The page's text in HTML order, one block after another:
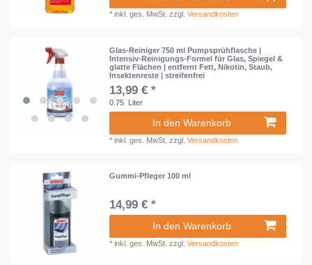
*inkl. ges. MwSt. zzgl.Versandkosten
Glas-Reiniger 750 ml Pumpsprühflasche |
Intensiv-Reinigungs-Formel für Glas, Spiegel &
glatte Flächen | entfernt Fett, Nikotin, Staub,
Insektenreste | streifenfrei
13,99 € *
0.75 Liter
In den Warenkorb
*inkl. ges. MwSt. zzgl.Versandkosten
Gummi-Pfleger 100 ml
14,99 € *
In den Warenkorb
*inkl. ges. MwSt. zzgl.Versandkosten